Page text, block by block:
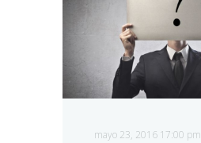
mayo 23, 2016 17:00 pm